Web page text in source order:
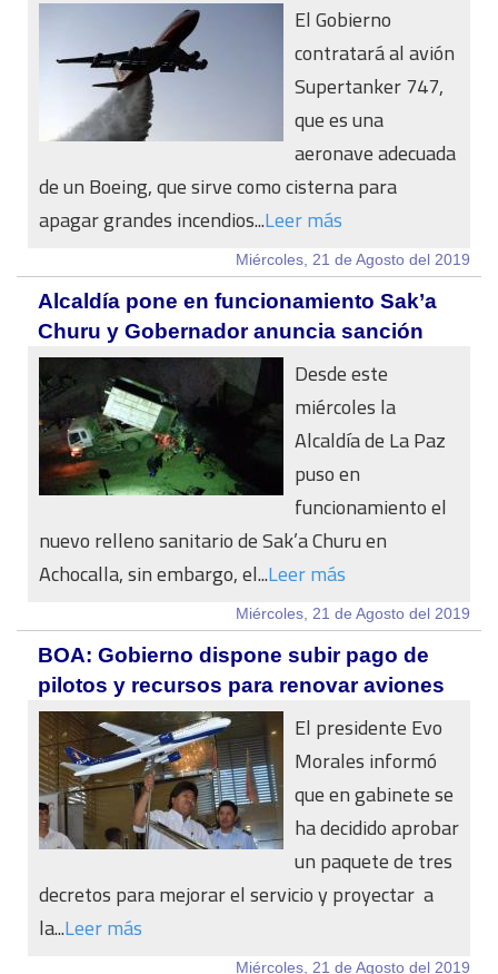
El Gobierno
contratará al avión
Supertanker 747,
que es una
aeronave adecuada
de un Boeing, que sirve como cisterna para
apagar grandes incendios...Leer más
Miércoles, 21 de Agosto del 2019
Alcaldía pone en funcionamiento Sak’a
Churu y Gobernador anuncia sanción
Desde este
miércoles la
Alcaldía de La Paz
puso en
funcionamiento el
nuevo relleno sanitario de Sak’a Churu en
Achocalla, sin embargo, el...Leer más
Miércoles, 21 de Agosto del 2019
BOA: Gobierno dispone subir pago de
pilotos y recursos para renovar aviones
El presidente Evo
Morales informó
que en gabinete se
ha decidido aprobar
un paquete de tres
decretos para mejorar el servicio y proyectar a
la...Leer más
Miércoles, 21 de Agosto del 2019